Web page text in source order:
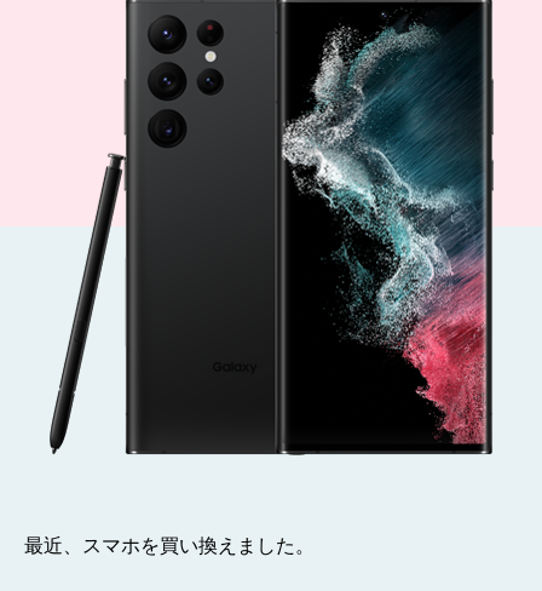
買
っ
て
み
ま
し
最近、スマホを買い換えました。